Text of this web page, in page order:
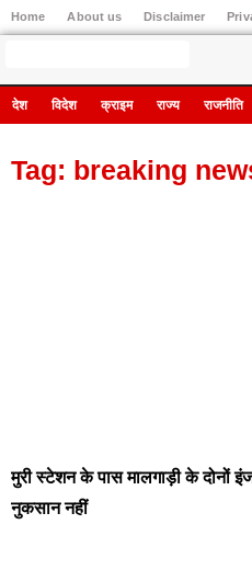
Home About us Disclaimer
देश विदेश क्राइम राज्य राजनीति
Tag: breaking
मुरी स्टेशन के पास मालगाड़ी के दोनों
नुकसान नहीं